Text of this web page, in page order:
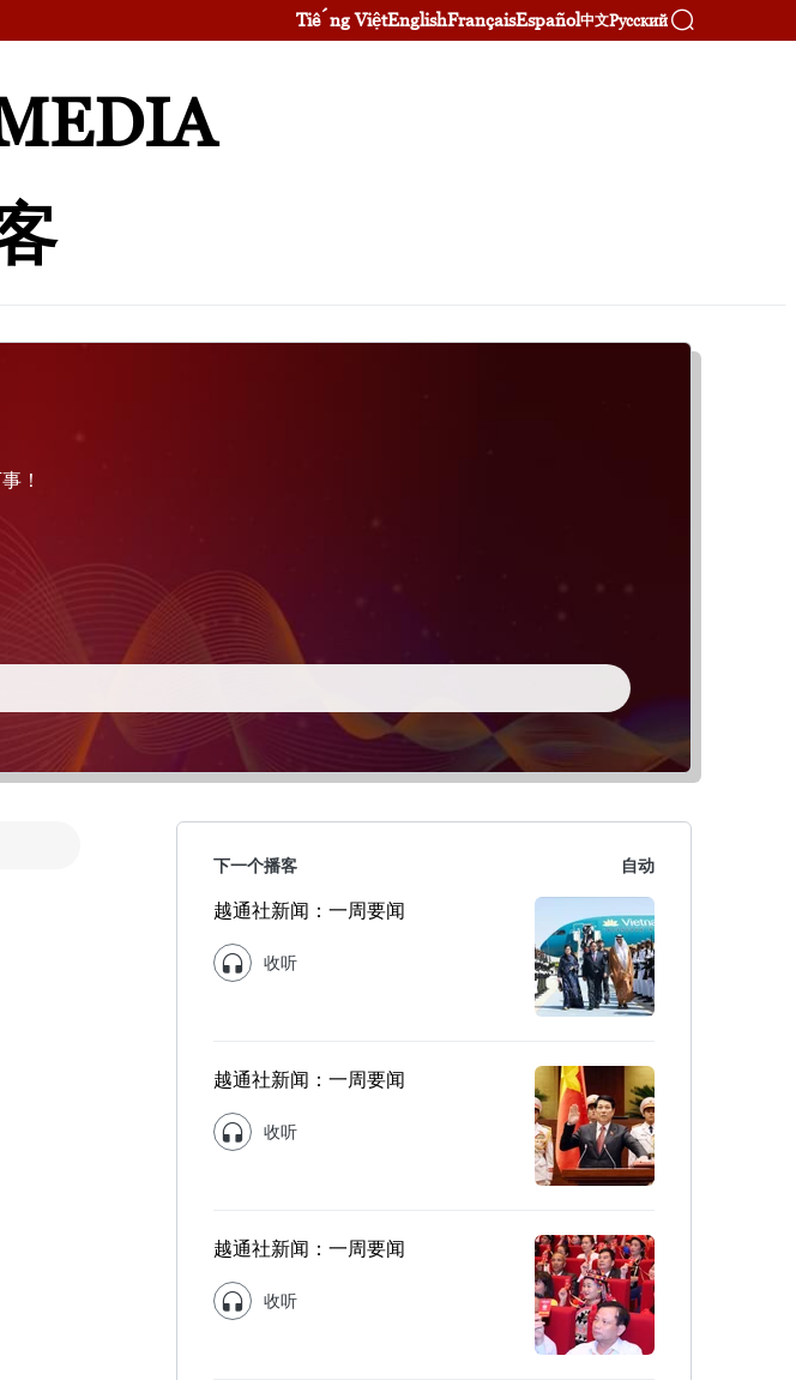
Tiếng ViệtEnglishFrançaisEspañol中文Русский
！
下一个播客 自动
越通社新闻：一周要闻
收听
越通社新闻：一周要闻
收听
越通社新闻：一周要闻
收听